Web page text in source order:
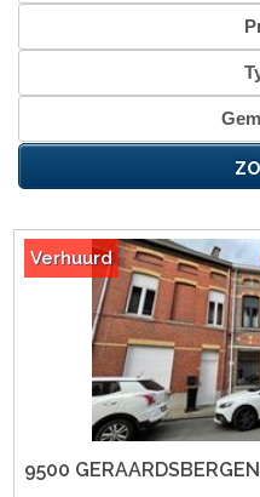
Verhuurd
9500 GERAARDSBERGEN